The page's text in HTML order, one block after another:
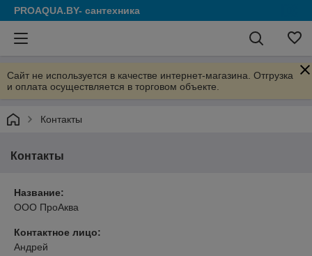
PROAQUA.BY- сантехника
Сайт не используется в качестве интернет-магазина. Отгрузка
и оплата осуществляется в торговом объекте.
Контакты
Контакты
Название:
ООО ПроАква
Контактное лицо:
Андрей